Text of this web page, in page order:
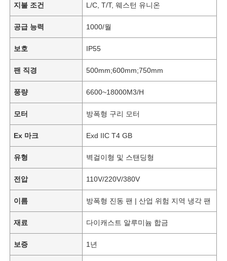
지불 조건 L/C, T/T, 웨스턴 유니온
공급 능력 1000/월
보호 IP55
팬 직경 500mm;600mm;750mm
풍량 6600~18000M3/H
모터 방폭형 구리 모터
Ex 마크 Exd IIC T4 GB
유형 벽걸이형 및 스탠딩형
전압 110V/220V/380V
이름 방폭형 진동 팬 | 산업 위험 지역 냉각 팬
재료 다이캐스트 알루미늄 합금
보증 1년